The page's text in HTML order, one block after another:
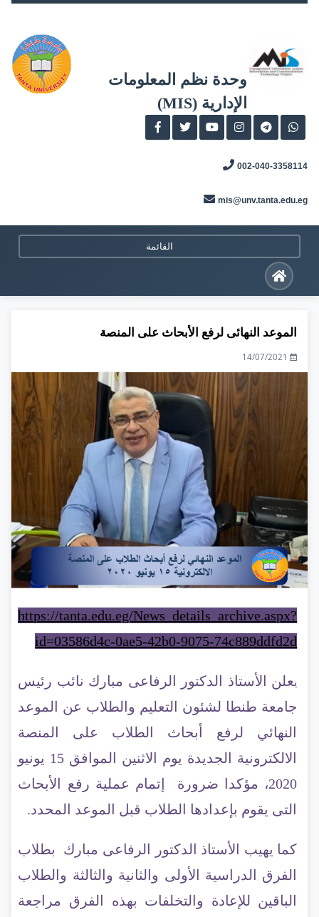
وحدة نظم المعلومات
الإدارية (MIS)
002-040-3358114
mis@unv.tanta.edu.eg
القائمة
الموعد النهائى لرفع الأبحاث على المنصة
14/07/2021
https://tanta.edu.eg/News_details_archive.aspx?
id=03586d4c-0ae5-42b0-9075-74c889ddfd2d
يعلن الأستاذ الدكتور الرفاعى مبارك نائب رئيس
جامعة طنطا لشئون التعليم والطلاب عن الموعد
النهائي لرفع أبحاث الطلاب على المنصة
الالكترونية الجديدة يوم الاثنين الموافق 15 يونيو
2020، مؤكدا ضرورة
إتمام عملية رفع الأبحاث
التى يقوم بإعدادها الطلاب قبل الموعد المحدد.
كما يهيب الأستاذ الدكتور الرفاعى مبارك بطلاب
الفرق الدراسية الأولى والثانية والثالثة والطلاب
الباقين للإعادة والتخلفات بهذه الفرق مراجعة